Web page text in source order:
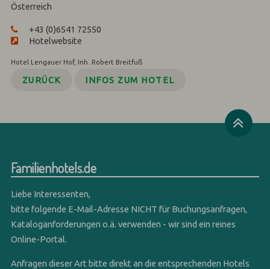
Österreich
+43 (0)6541 72550
Hotelwebsite
Hotel Lengauer Hof, Inh. Robert Breitfuß
ZURÜCK INFOS ZUM HOTEL
Familienhotels.de
Liebe Interessenten,
bitte folgende E-Mail-Adresse NICHT für Buchungsanfragen,
Kataloganforderungen o.ä. verwenden - wir sind ein reines
Online-Portal.
Anfragen dieser Art bitte direkt an die entsprechenden Hotels